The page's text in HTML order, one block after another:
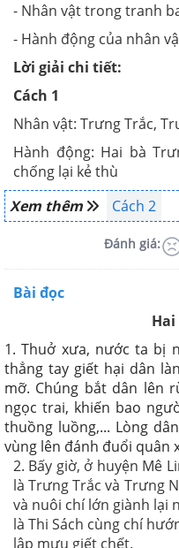
- Nhân vật trong tranh
- Hành động của nhân
Lời giải chi tiết:
Cách 1
Nhân vật: Trưng Trắc,
Hành động: Hai bà
chống lại kẻ thù
Xem thêm
Cách 2
Đánh giá:
Bài đọc
1. Thuở xưa, nước ta bị
thẳng tay giết hại dân
mỡ. Chúng bắt dân lên
ngọc trai, khiến bao
thuồng luồng,... Lòng
vùng lên đánh đuổi quân
2. Bấy giờ, ở huyện Mê
là Trưng Trắc và Trưng
và nuôi chí lớn giành lại
là Thi Sách cùng chí
lập mưu giết chết.